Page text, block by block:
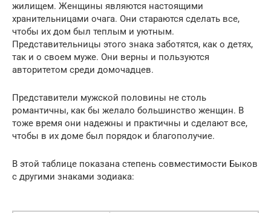
жилищем. Женщины являются настоящими
хранительницами очага. Они стараются сделать все,
чтобы их дом был теплым и уютным.
Представительницы этого знака заботятся, как о детях,
так и о своем муже. Они верны и пользуются
авторитетом среди домочадцев.
Представители мужской половины не столь
романтичны, как бы желало большинство женщин. В
тоже время они надежны и практичны и сделают все,
чтобы в их доме был порядок и благополучие.
В этой таблице показана степень совместимости Быков
с другими знаками зодиака: